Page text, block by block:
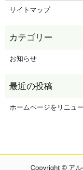
サイトマップ
お知らせ
ホームページをリニュ
Copyright © アル